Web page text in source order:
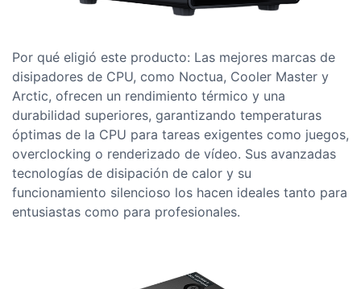
Por qué eligió este producto: Las mejores marcas de
disipadores de CPU, como Noctua, Cooler Master y
Arctic, ofrecen un rendimiento térmico y una
durabilidad superiores, garantizando temperaturas
óptimas de la CPU para tareas exigentes como juegos,
overclocking o renderizado de vídeo. Sus avanzadas
tecnologías de disipación de calor y su
funcionamiento silencioso los hacen ideales tanto para
entusiastas como para profesionales.